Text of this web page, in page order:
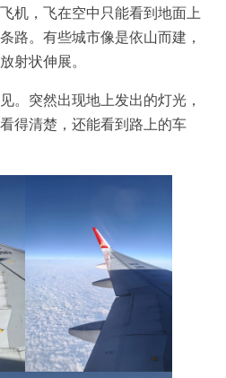
机，飞在空中只能看到地面上
路。有些城市像是依山而建，
射状伸展。
。突然出现地上发出的灯光，
得清楚，还能看到路上的车